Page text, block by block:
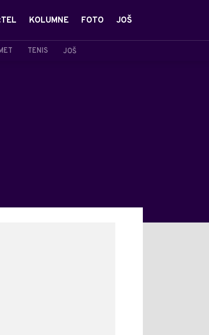
TENIS JOŠ
KOLUMNE FOTO JOŠ